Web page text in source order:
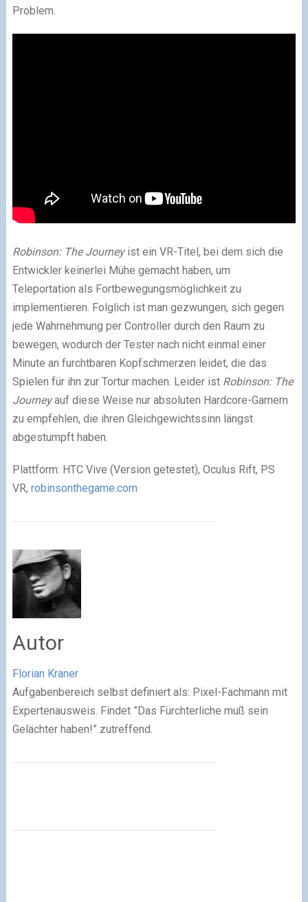
Problem.
Robinson: The Journeyist ein VR-Titel, bei dem sich die
Entwickler keinerlei Mühe gemacht haben, um
Teleportation als Fortbewegungsmöglichkeit zu
implementieren. Folglich ist man gezwungen, sich gegen
jede Wahrnehmung per Controller durch den Raum zu
bewegen, wodurch der Tester nach nicht einmal einer
Minute an furchtbaren Kopfschmerzen leidet, die das
Spielen für ihn zur Tortur machen. Leider ist Robinson: The
Journeyauf diese Weise nur absoluten Hardcore-Gamern
zu empfehlen, die ihren Gleichgewichtssinn längst
abgestumpft haben.
Plattform: HTC Vive (Version getestet), Oculus Rift, PS
VR, robinsonthegame.com
Autor
Florian Kraner
Aufgabenbereich selbst definiert als: Pixel-Fachmann mit
Expertenausweis. Findet ”Das Fürchterliche muß sein
Gelächter haben!” zutreffend.